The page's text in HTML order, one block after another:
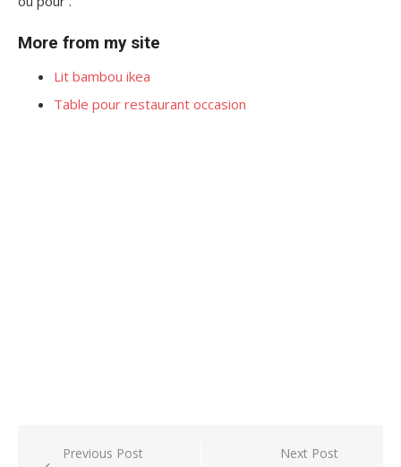
More from my site
Lit bambou ikea
Table pour restaurant occasion
PostPrevious Post Next Post